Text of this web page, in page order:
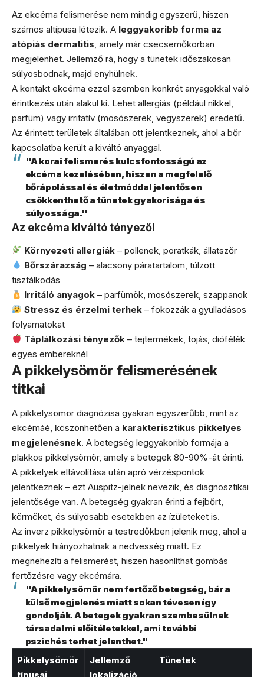
Az ekcéma felismerése nem mindig egyszerű, hiszen
számos altípusa létezik. A leggyakoribb forma az
atópiás dermatitis, amely már csecsemőkorban
megjelenhet. Jellemző rá, hogy a tünetek időszakosan
súlyosbodnak, majd enyhülnek.
A kontakt ekcéma ezzel szemben konkrét anyagokkal való
érintkezés után alakul ki. Lehet allergiás (például nikkel,
parfüm) vagy irritatív (mosószerek, vegyszerek) eredetű.
Az érintett területek általában ott jelentkeznek, ahol a bőr
kapcsolatba került a kiváltó anyaggal.
"A korai felismerés kulcsfontosságú az
ekcéma kezelésében, hiszen a megfelelő
bőrápolással és életmóddal jelentősen
csökkenthető a tünetek gyakorisága és
súlyossága."
Az ekcéma kiváltó tényezői
Környezeti allergiák – pollenek, poratkák, állatszőr
Bőrszárazság – alacsony páratartalom, túlzott
tisztálkodás
Irritáló anyagok – parfümök, mosószerek, szappanok
Stressz és érzelmi terhek – fokozzák a gyulladásos
folyamatokat
Táplálkozási tényezők – tejtermékek, tojás, diófélék
egyes embereknél
A pikkelysömör felismerésének
titkai
A pikkelysömör diagnózisa gyakran egyszerűbb, mint az
ekcémáé, köszönhetően a karakterisztikus pikkelyes
megjelenésnek. A betegség leggyakoribb formája a
plakkos pikkelysömör, amely a betegek 80-90%-át érinti.
A pikkelyek eltávolítása után apró vérzéspontok
jelentkeznek – ezt Auspitz-jelnek nevezik, és diagnosztikai
jelentősége van. A betegség gyakran érinti a fejbőrt,
körmöket, és súlyosabb esetekben az ízületeket is.
Az inverz pikkelysömör a testredőkben jelenik meg, ahol a
pikkelyek hiányozhatnak a nedvesség miatt. Ez
megnehezíti a felismerést, hiszen hasonlíthat gombás
fertőzésre vagy ekcémára.
"A pikkelysömör nem fertőző betegség, bár a
külső megjelenés miatt sokan tévesen így
gondolják. A betegek gyakran szembesülnek
társadalmi előítéletekkel, ami további
pszichés terhet jelenthet."
Pikkelysömör
Jellemző
Tünetek